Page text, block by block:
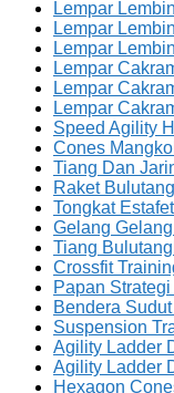
Lempar
Lempar
Lempar
Lempar
Lempar
Lempar
Speed Agility
Cones
Tiang Dan
Raket
Tongkat
Gelang
Tiang
Crossfit
Papan
Bendera
Suspension
Agility Ladder
Agility Ladder
Hexagon